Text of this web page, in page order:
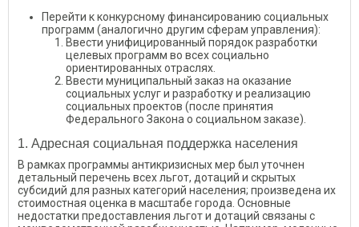
Перейти к конкурсному финансированию социальных
программ (аналогично другим сферам управления):
Ввести унифицированный порядок разработки
целевых программ во всех социально
ориентированных отраслях.
Ввести муниципальный заказ на оказание
социальных услуг и разработку и реализацию
социальных проектов (после принятия
Федерального Закона о социальном заказе).
1. Адресная социальная поддержка населения
В рамках программы антикризисных мер был уточнен
детальный перечень всех льгот, дотаций и скрытых
субсидий для разных категорий населения; произведена их
стоимостная оценка в масштабе города. Основные
недостатки предоставления льгот и дотаций связаны с